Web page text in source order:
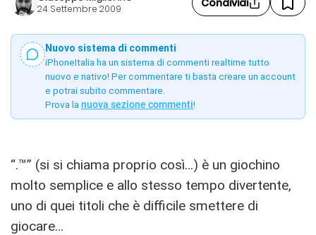
24 Settembre 2009
Nuovo sistema di commenti
iPhoneItalia ha un sistema di commenti realtime tutto
nuovo e nativo! Per commentare ti basta creare un account
e potrai subito commentare.
Prova la nuova sezione commenti!
“.™” (si si chiama proprio così…) è un giochino
molto semplice e allo stesso tempo divertente,
uno di quei titoli che è difficile smettere di
giocare…